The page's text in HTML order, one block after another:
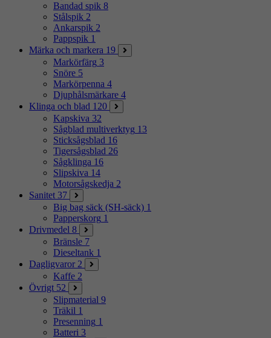
Bandad spik 8
Stålspik 2
Ankarspik 2
Pappspik 1
Märka och markera 19
Markörfärg 3
Snöre 5
Markörpenna 4
Djuphålsmärkare 4
Klinga och blad 120
Kapskiva 32
Sågblad multiverktyg 13
Sticksågsblad 16
Tigersågsblad 26
Sågklinga 16
Slipskiva 14
Motorsågskedja 2
Sanitet 37
Big bag säck (SH-säck) 1
Papperskorg 1
Drivmedel 8
Bränsle 7
Dieseltank 1
Dagligvaror 2
Kaffe 2
Övrigt 52
Slipmaterial 9
Träkil 1
Presenning 1
Batteri 3